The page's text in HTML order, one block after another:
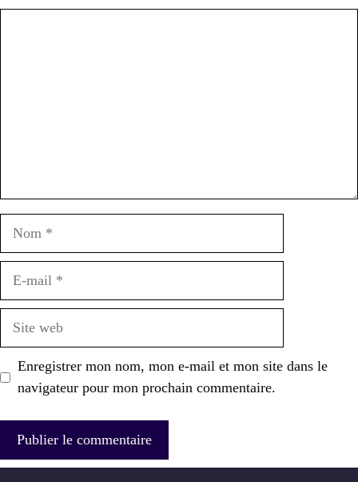
Enregistrer mon nom, mon e-mail et mon site dans le
navigateur pour mon prochain commentaire.